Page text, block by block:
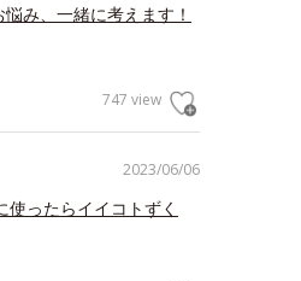
み、一緒に考えます！
747 view
2023/06/06
ったらイイコトずく